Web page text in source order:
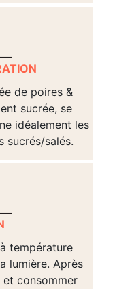
de poires &
sucrée, se
idéalement les
sucrés/salés.
température
lumière. Après
consommer